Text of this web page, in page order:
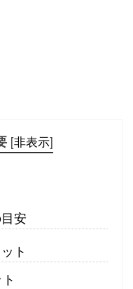
[非表示]
安
ト